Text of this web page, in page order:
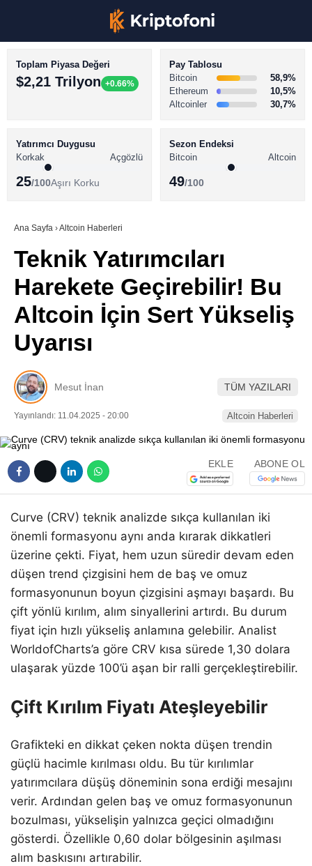
Youtube
TikTok
BİTCOİN HABERLERİ
ALTCOİN HABERLERİ
SÖZLÜK
Toplam Piyasa Değeri
$2,21 Trilyon +0.66%
Pay Tablosu
Bitcoin
58,9%
Ethereum
10,5%
Altcoinler
30,7%
Yatırımcı Duygusu
Korkak
Açgözlü
25/100Aşırı Korku
Sezon Endeksi
Bitcoin
Altcoin
49/100
Ana Sayfa ›Altcoin Haberleri
Teknik Yatırımcıları
Harekete Geçirebilir! Bu
Altcoin İçin Sert Yükseliş
Uyarısı
Mesut İnan TÜM YAZILARI
Yayınlandı: 11.04.2025 - 20:00 Altcoin Haberleri
EKLE ABONE OL
Curve (CRV) teknik analizde sıkça kullanılan iki
önemli formasyonu aynı anda kırarak dikkatleri
üzerine çekti. Fiyat, hem uzun süredir devam eden
düşen trend çizgisini hem de baş ve omuz
formasyonunun boyun çizgisini aşmayı başardı. Bu
çift yönlü kırılım, alım sinyallerini artırdı. Bu durum
fiyat için hızlı yükseliş anlamına gelebilir. Analist
WorldofCharts’a göre CRV kısa sürede 1,30 dolara
ulaşarak yüzde 100’ü aşan bir ralli gerçekleştirebilir.
Çift Kırılım Fiyatı Ateşleyebilir
Grafikteki en dikkat çeken nokta düşen trendin
güçlü hacimle kırılması oldu. Bu tür kırılımlar
yatırımcılara düşüş döneminin sona erdiği mesajını
verir. Ardından gelen baş ve omuz formasyonunun
bozulması, yükselişin yalnızca geçici olmadığını
gösterdi. Özellikle 0,60 dolar bölgesinin aşılması
alım baskısını artırabilir.